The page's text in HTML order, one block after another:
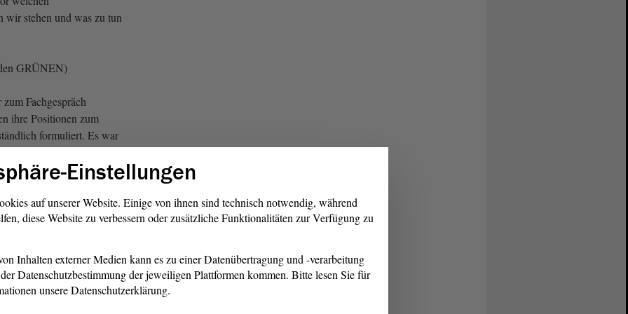
wir stehen und was zu tun
GRÜNEN)
Fachgespräch
ihre Positionen zum
formuliert. Es war
Vertreter des Naturparks,
und des
hier im
eine Priorisierung der
wichtig sei, dass eine
der Erledigung der
müsse, dass die
über das Land verteilt
werden müssten, dass wir
und eine
Einstellungen
auf unserer Website. Einige von ihnen sind technisch notwendig, während
diese Website zu verbessern oder zusätzliche Funktionalitäten zur Verfügung zu
Inhalten externer Medien kann es zu einer Datenübertragung und -verarbeitung
Datenschutzbestimmung der jeweiligen Plattformen kommen. Bitte lesen Sie für
unsere Datenschutzerklärung.